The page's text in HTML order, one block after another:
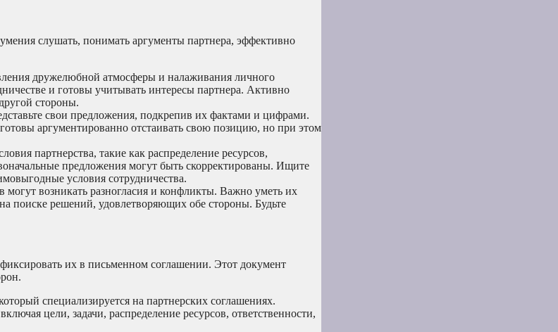
слушать, понимать аргументы партнера, эффективно
дружелюбной атмосферы и налаживания личного
и готовы учитывать интересы партнера. Активно
стороны.
свои предложения, подкрепив их фактами и цифрами.
аргументированно отстаивать свою позицию, но при этом
партнерства, такие как распределение ресурсов,
предложения могут быть скорректированы. Ищите
условия сотрудничества.
могут возникать разногласия и конфликты. Важно уметь их
поиске решений, удовлетворяющих обе стороны. Будьте
их в письменном соглашении. Этот документ
специализируется на партнерских соглашениях.
цели, задачи, распределение ресурсов, ответственности,